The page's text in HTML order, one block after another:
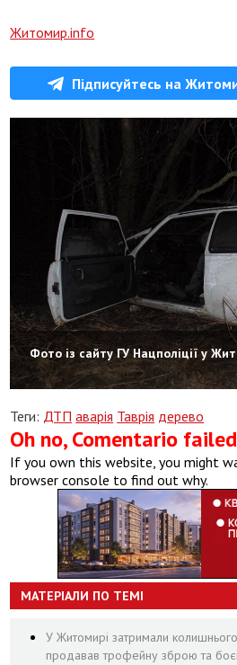
Житомир.info
Підписуйтесь на
Фото із сайту ГУ Нацполіції у
Теги: ДТП аварія Таврія дерево
Oh no, Comentario
If you own this website, you might
browser console to find out why.
МАТЕРІАЛИ ПО ТЕМІ
У Житомирі затримали колишнього
продавав трофейну зброю та